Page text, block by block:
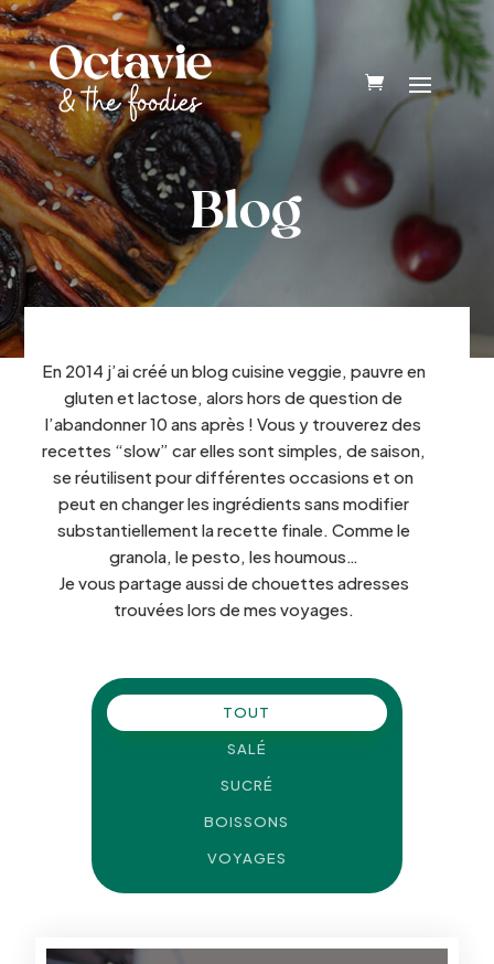
Blog
En 2014 j’ai créé un blog cuisine veggie, pauvre en
gluten et lactose, alors hors de question de
l’abandonner 10 ans après ! Vous y trouverez des
recettes “slow” car elles sont simples, de saison,
se réutilisent pour différentes occasions et on
peut en changer les ingrédients sans modifier
substantiellement la recette finale. Comme le
granola, le pesto, les houmous…
Je vous partage aussi de chouettes adresses
trouvées lors de mes voyages.
TOUT
SALÉ
SUCRÉ
BOISSONS
VOYAGES